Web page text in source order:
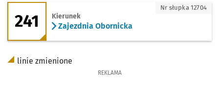
241 - kierunek Zajezdnia Obornicka
241 Kierunek
Zajezdnia Obornicka
Nr słupka 12704
linie zmienione
REKLAMA